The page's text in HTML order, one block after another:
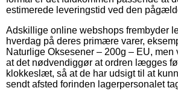
estimerede leveringstid ved den
Adskillige online webshops frembyder
hverdag på deres primære varer,
Naturlige Oksesener – 200g – EU,
at det nødvendiggør at ordren lægges
klokkeslæt, så at de har udsigt til at
sendt afsted forinden lagerpersonalet